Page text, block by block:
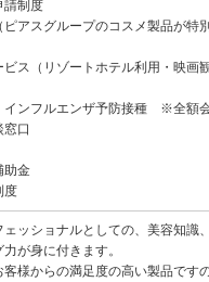
制度
アスグループのコスメ製品が特
ス（リゾートホテル利用・映画
ンフルエンザ予防接種 ※全額
口
助金
度
ッショナルとしての、美容知識
が身に付きます。
客様からの満足度の高い製品です